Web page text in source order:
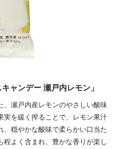
ャンデー 瀬戸内レモン」
、瀬戸内産レモンのやさしい酸味
実を緩く搾ることで、レモン果汁
穏やかな酸味で柔らかい口当た
程よく含まれ、豊かな香りが楽し